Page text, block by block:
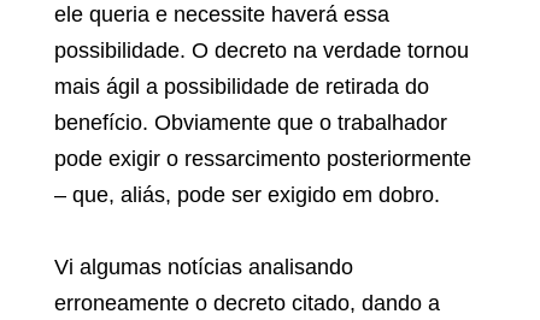
ele queria e necessite haverá essa
possibilidade. O decreto na verdade tornou
mais ágil a possibilidade de retirada do
benefício. Obviamente que o trabalhador
pode exigir o ressarcimento posteriormente
– que, aliás, pode ser exigido em dobro.
Vi algumas notícias analisando
erroneamente o decreto citado, dando a